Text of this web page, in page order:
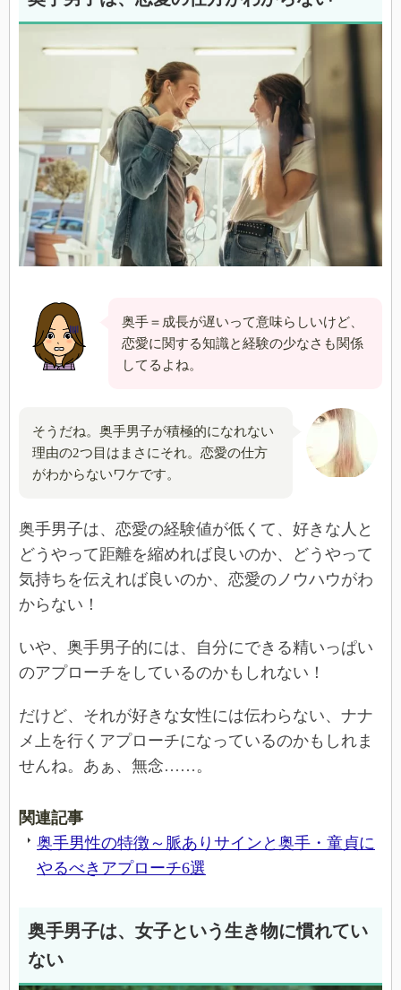
奥手＝成長が遅いって意味らしいけど、
恋愛に関する知識と経験の少なさも関係
してるよね。
そうだね。奥手男子が積極的になれない
理由の2つ目はまさにそれ。恋愛の仕方
がわからないワケです。
奥手男子は、恋愛の経験値が低くて、好きな人と
どうやって距離を縮めれば良いのか、どうやって
気持ちを伝えれば良いのか、恋愛のノウハウがわ
からない！
いや、奥手男子的には、自分にできる精いっぱい
のアプローチをしているのかもしれない！
だけど、それが好きな女性には伝わらない、ナナ
メ上を行くアプローチになっているのかもしれま
せんね。あぁ、無念……。
関連記事
奥手男性の特徴～脈ありサインと奥手・童貞に
やるべきアプローチ6選
奥手男子は、女子という生き物に慣れてい
ない